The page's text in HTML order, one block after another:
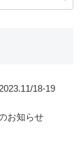
18-19
お知らせ